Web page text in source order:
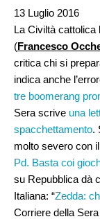
13 Luglio 2016
La Civiltà cattolica
(Francesco
critica chi si
indica anche
tre boomerang
Sera scrive una
spacchettamento.
molto severo con
Pd. Basta coi
su Repubblica dà
Italiana: “Zedda:
Corriere della Sera